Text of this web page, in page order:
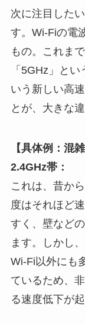
次に注目した
す。Wi-Fiの電
もの。これま
「5GHz」と
いう新しい高
とが、大きな違
【具体例：混
2.4GHz帯：
これは、昔か
度はそれほど
すく、壁など
ます。しかし
Wi-Fi以外にも
ているため、
る速度低下が